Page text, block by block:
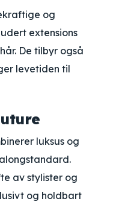
og
extensions
De tilbyr også
levetiden til
luksus og
av stylister og
og holdbart